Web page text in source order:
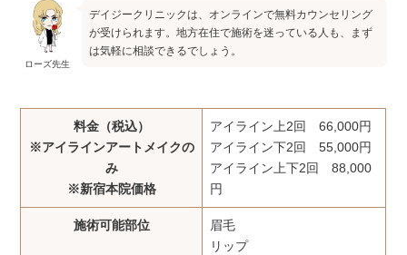
ローズ先生
デイジークリニックは、オンラインで無料カウンセリング
が受けられます。地方在住で施術を迷っている人も、まず
は気軽に相談できるでしょう。
料金（税込）
※アイラインアートメイクの
み
※新宿本院価格
アイライン上2回 66,000円
アイライン下2回 55,000円
アイライン上下2回 88,000
円
施術可能部位
眉毛
リップ